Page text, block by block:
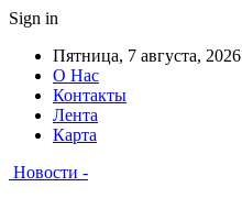
Sign in
Пятница, 7 августа, 2026
О Нас
Контакты
Лента
Карта
Новости -